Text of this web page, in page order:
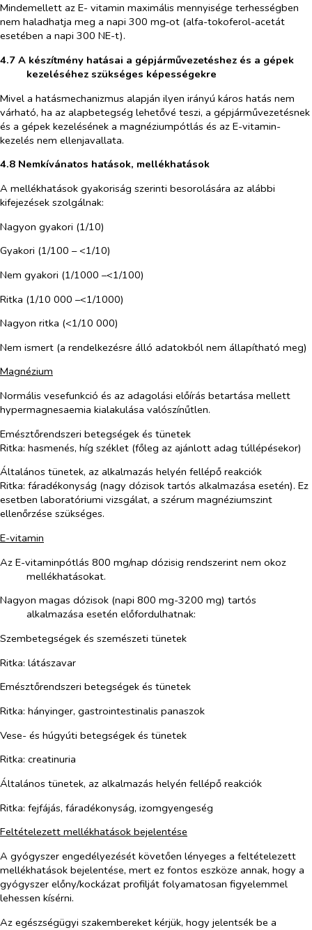
Mindemellett az E- vitamin maximális mennyisége terhességben
nem haladhatja meg a napi 300 mg‑ot (alfa-tokoferol-acetát
esetében a napi 300 NE-t).
4.7 A készítmény hatásai a gépjárművezetéshez és a gépek
kezeléséhez szükséges képességekre
Mivel a hatásmechanizmus alapján ilyen irányú káros hatás nem
várható, ha az alapbetegség lehetővé teszi, a gépjárművezetésnek
és a gépek kezelésének a magnéziumpótlás és az E-vitamin-
kezelés nem ellenjavallata.
4.8 Nemkívánatos hatások, mellékhatások
A mellékhatások gyakoriság szerinti besorolására az alábbi
kifejezések szolgálnak:
Nagyon gyakori (1/10)
Gyakori (1/100 – <1/10)
Nem gyakori (1/1000 –<1/100)
Ritka (1/10 000 –<1/1000)
Nagyon ritka (<1/10 000)
Nem ismert (a rendelkezésre álló adatokból nem állapítható meg)
Magnézium
Normális vesefunkció és az adagolási előírás betartása mellett
hypermagnesaemia kialakulása valószínűtlen.
Emésztőrendszeri betegségek és tünetek
Ritka: hasmenés, híg széklet (főleg az ajánlott adag túllépésekor)
Általános tünetek, az alkalmazás helyén fellépő reakciók
Ritka: fáradékonyság (nagy dózisok tartós alkalmazása esetén). Ez
esetben laboratóriumi vizsgálat, a szérum magnéziumszint
ellenőrzése szükséges.
E-vitamin
Az E-vitaminpótlás 800 mg/nap dózisig rendszerint nem okoz
mellékhatásokat.
Nagyon magas dózisok (napi 800 mg-3200 mg) tartós
alkalmazása esetén előfordulhatnak:
Szembetegségek és szemészeti tünetek
Ritka: látászavar
Emésztőrendszeri betegségek és tünetek
Ritka: hányinger, gastrointestinalis panaszok
Vese- és húgyúti betegségek és tünetek
Ritka: creatinuria
Általános tünetek, az alkalmazás helyén fellépő reakciók
Ritka: fejfájás, fáradékonyság, izomgyengeség
Feltételezett mellékhatások bejelentése
A gyógyszer engedélyezését követően lényeges a feltételezett
mellékhatások bejelentése, mert ez fontos eszköze annak, hogy a
gyógyszer előny/kockázat profilját folyamatosan figyelemmel
lehessen kísérni.
Az egészségügyi szakembereket kérjük, hogy jelentsék be a